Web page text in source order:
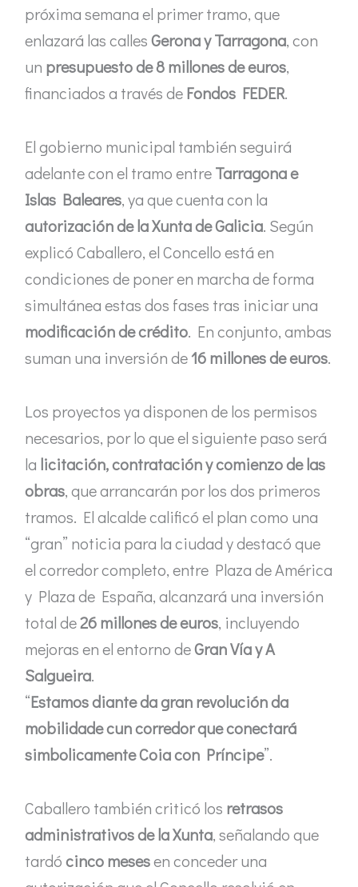
próxima semana el primer tramo, que
enlazará las callesGerona y Tarragona, con
un presupuesto de 8 millones de euros,
financiados a través deFondos FEDER.
El gobierno municipal también seguirá
adelante con el tramo entreTarragona e
Islas Baleares, ya que cuenta con la
autorización de la Xunta de Galicia. Según
explicó Caballero, el Concello está en
condiciones de poner en marcha de forma
simultánea estas dos fases tras iniciar una
modificación de crédito. En conjunto, ambas
suman una inversión de16 millones de euros.
Los proyectos ya disponen de los permisos
necesarios, por lo que el siguiente paso será
la licitación, contratación y comienzo de las
obras, que arrancarán por los dos primeros
tramos. El alcalde calificó el plan como una
“gran” noticia para la ciudad y destacó que
el corredor completo, entre Plaza de América
y Plaza de España, alcanzará una inversión
total de26 millones de euros, incluyendo
mejoras en el entorno deGran Vía y A
Salgueira.
“Estamos diante da gran revolución da
mobilidade cun corredor que conectará
simbolicamente Coia con Príncipe”.
Caballero también criticó los retrasos
administrativos de la Xunta, señalando que
tardócinco mesesen conceder una